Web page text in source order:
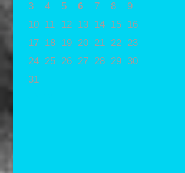
3
4 5 6 7 8
9
10
11 12 13 14 15
16
17
18 19 20 21 22
23
24
25 26 27 28 29 30
31